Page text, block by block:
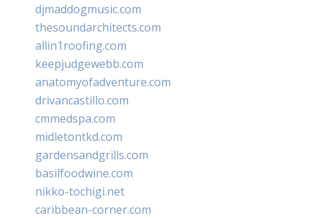
djmaddogmusic.com
thesoundarchitects.com
allin1roofing.com
keepjudgewebb.com
anatomyofadventure.com
drivancastillo.com
cmmedspa.com
midletontkd.com
gardensandgrills.com
basilfoodwine.com
nikko-tochigi.net
caribbean-corner.com